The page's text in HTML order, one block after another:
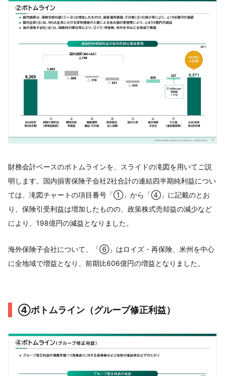
財務会計ベースのボトムラインを、スライドの滝図を用いてご説
明します。国内損害保険子会社2社合計の連結四半期純利益につい
ては、滝図チャートの項目番号「①」から「④」に記載のとお
り、保険引受利益は増加したものの、政策株式売却益の減少など
により、198億円の減益となりました。
海外保険子会社について、「⑥」はロイズ・再保険、米州を中心
に全地域で増益となり、前期比606億円の増益となりました。
④ボトムライン（グループ修正利益）